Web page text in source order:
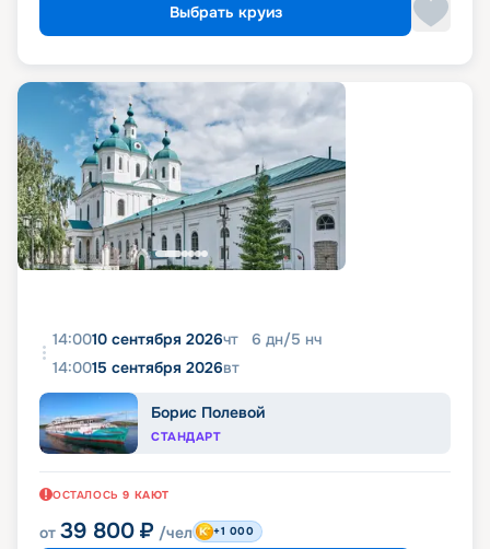
Выбрать круиз
14:0010 сентября 2026чт 6 дн/5 нч
14:0015 сентября 2026вт
Борис Полевой
СТАНДАРТ
ОСТАЛОСЬ 9 КАЮТ
от 39 800 ₽ /чел +1 000